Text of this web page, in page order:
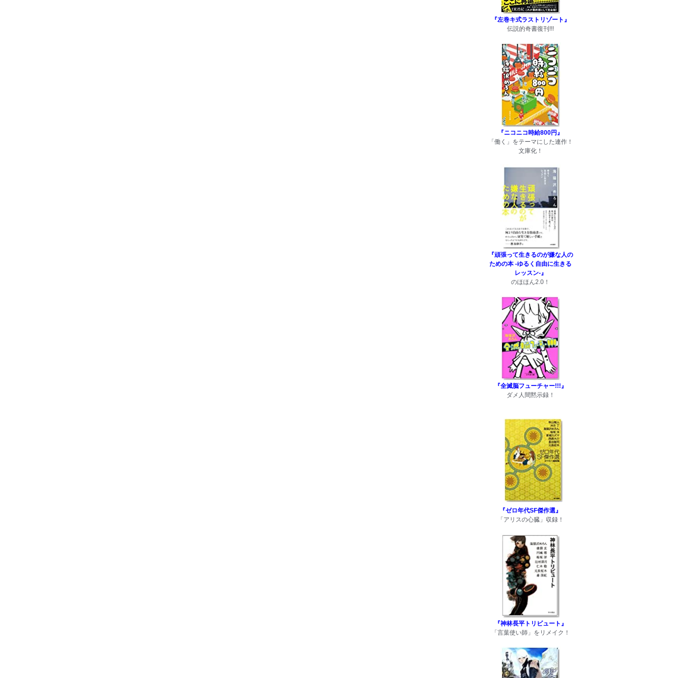
『左巻キ式ラストリゾート』
伝説的奇書復刊!!!
『ニコニコ時給800円』
「働く」をテーマにした連作！
文庫化！
『頑張って生きるのが嫌な人の
ための本 -ゆるく自由に生きる
レッスン-』
のほほん2.0！
『全滅脳フューチャー!!!』
ダメ人間黙示録！
『ゼロ年代SF傑作選』
「アリスの心臓」収録！
『神林長平トリビュート』
「言葉使い師」をリメイク！